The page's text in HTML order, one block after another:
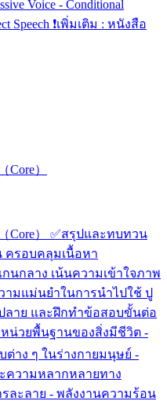
Voice - Conditional
Speech ❗เพิ่มเติม : หนังสือ
）
Core） ✅สรุปและทบทวน
ครอบคลุมเนื้อหา
นกลาง เน้นความเข้าใจภาพ
ามแม่นยำในการนำไปใช้ ปู
ลาย และฝึกทำข้อสอบขั้นต่อ
น่วยพื้นฐานของสิ่งมีชีวิต -
ต่าง ๆ ในร่างกายมนุษย์ -
ความหลากหลายทาง
ละลาย - พลังงานความร้อน